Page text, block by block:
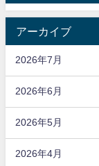
アーカイブ
2026年7月
2026年6月
2026年5月
2026年4月